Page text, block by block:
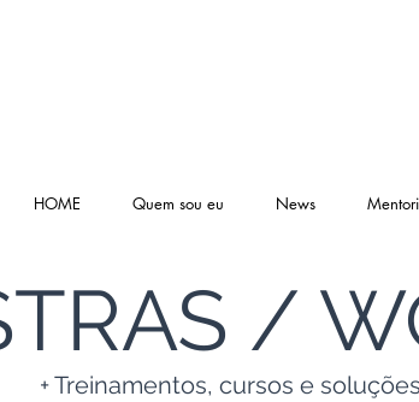
HOME Quem sou eu News
/
+ Treinamentos, cursos e